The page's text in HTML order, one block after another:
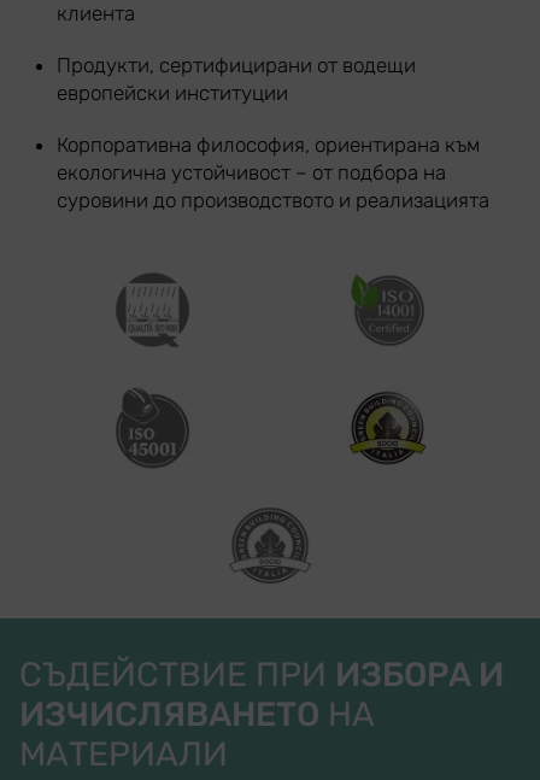
клиента
Продукти, сертифицирани от водещи
европейски институции
Корпоративна философия, ориентирана към
екологична устойчивост – от подбора на
суровини до производството и реализацията
СЪДЕЙСТВИЕ ПРИ ИЗБОРА И
ИЗЧИСЛЯВАНЕТО НА
МАТЕРИАЛИ